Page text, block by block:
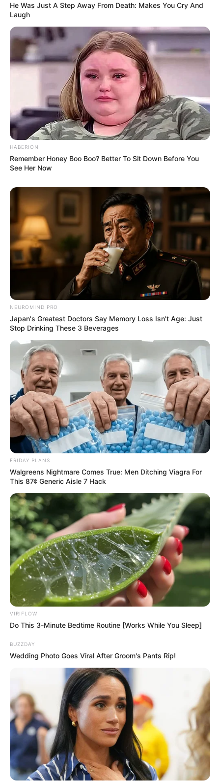
He Was Just A Step Away From Death: Makes You Cry And
Laugh
HABERION
Remember Honey Boo Boo? Better To Sit Down Before You
See Her Now
NEUROMIND PRO
Japan's Greatest Doctors Say Memory Loss Isn't Age: Just
Stop Drinking These 3 Beverages
FRIDAY PLANS
Walgreens Nightmare Comes True: Men Ditching Viagra For
This 87¢ Generic Aisle 7 Hack
VIRIFLOW
Do This 3-Minute Bedtime Routine [Works While You Sleep]
BUZZDAY
Wedding Photo Goes Viral After Groom's Pants Rip!